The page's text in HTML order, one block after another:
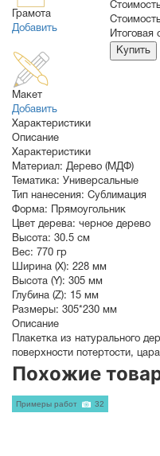
Грамота
Добавить
Макет
Добавить
Итоговая
Купить
Характеристики
Описание
Характеристики
Материал: Дерево (МДФ)
Тематика: Универсальные
Тип нанесения: Сублимация
Форма: Прямоугольник
Цвет дерева: черное дерево
Высота: 30.5 см
Вес: 770 гр
Ширина (X): 228 мм
Высота (Y): 305 мм
Глубина (Z): 15 мм
Размеры: 305*230 мм
Описание
Плакетка из натурального
поверхности потертости,
Похожие
Примеры работ 32